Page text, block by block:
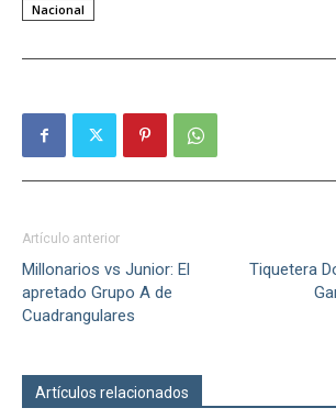
Nacional
Artículo anterior
Millonarios vs Junior: El
apretado Grupo A de
Cuadrangulares
Tiquetera
Artículos relacionados